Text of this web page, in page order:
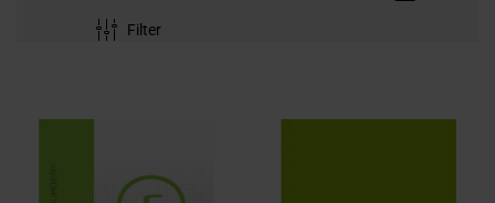
Filter